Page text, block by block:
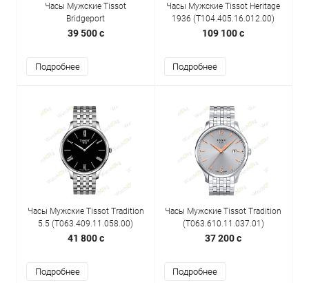
Часы Мужские Tissot
Bridgeport
(T097.410.11.038.00)
39 500 c
Подробнее
Часы Мужские Tissot Heritage
1936 (T104.405.16.012.00)
109 100 c
Подробнее
Часы Мужские Tissot Tradition
5.5 (T063.409.11.058.00)
41 800 c
Подробнее
Часы Мужские Tissot Tradition
(T063.610.11.037.01)
37 200 c
Подробнее